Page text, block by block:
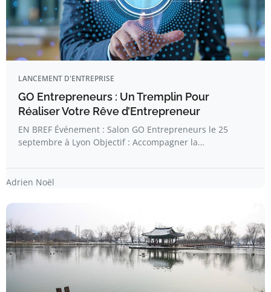
LANCEMENT D'ENTREPRISE
GO Entrepreneurs : Un Tremplin Pour
Réaliser Votre Rêve d’Entrepreneur
EN BREF Événement : Salon GO Entrepreneurs le 25
septembre à Lyon Objectif : Accompagner la…
Adrien Noël